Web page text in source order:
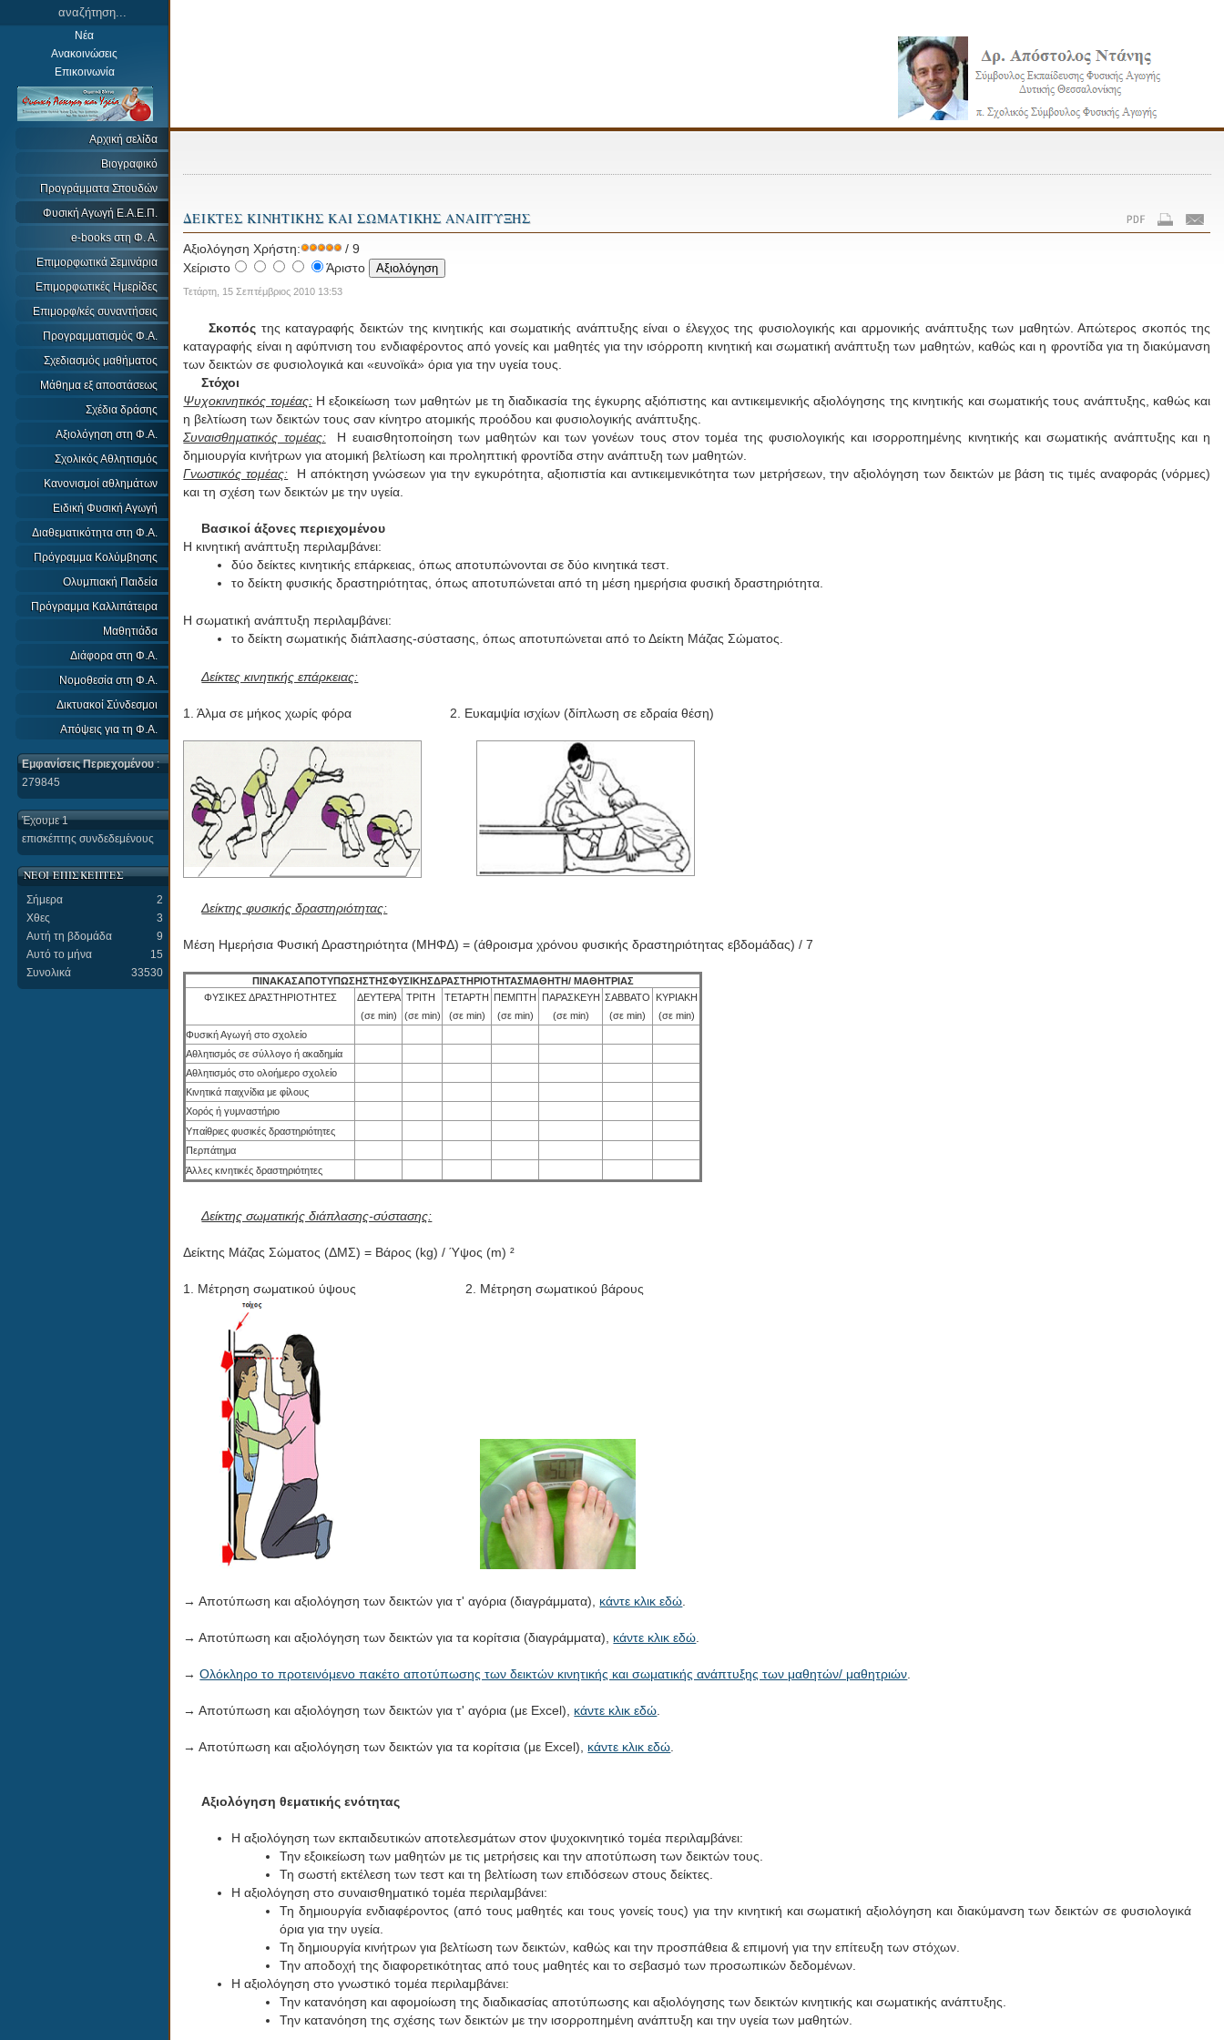
���������
������
ΔΕΙΚΤΕΣ ΚΙΝΗΤΙΚΗΣ ΚΑΙ ΣΩΜΑΤΙΚΗΣ ΑΝΑΠΤΥΞΗΣ
Αξιολόγηση Χρήστη:
/ 9
Χείριστο
Άριστο
Τετάρτη, 15 Σεπτέμβριος 2010 13:53
Σκοπός της καταγραφής δεικτών της κινητικής και σωματικής ανάπτυξης είναι ο έλεγχος της φυσιολογικής και αρμονικής ανάπτυξης των μαθητών. Απώτερος σκοπός της
καταγραφής είναι η αφύπνιση του ενδιαφέροντος από γονείς και μαθητές για την ισόρροπη κινητική και σωματική ανάπτυξη των μαθητών, καθώς και η φροντίδα για τη διακύμανση
των δεικτών σε φυσιολογικά και «ευνοϊκά» όρια για την υγεία τους.
Στόχοι
Ψυχοκινητικός τομέας:Η εξοικείωση των μαθητών με τη διαδικασία της έγκυρης αξιόπιστης και αντικειμενικής αξιολόγησης της κινητικής και σωματικής τους ανάπτυξης, καθώς και
η βελτίωση των δεικτών τους σαν κίνητρο ατομικής προόδου και φυσιολογικής ανάπτυξης.
Συναισθηματικός τομέας:Η ευαισθητοποίηση των μαθητών και των γονέων τους στον τομέα της φυσιολογικής και ισορροπημένης κινητικής και σωματικής ανάπτυξης και η
δημιουργία κινήτρων για ατομική βελτίωση και προληπτική φροντίδα στην ανάπτυξη των μαθητών.
Γνωστικός τομέας:
Η απόκτηση γνώσεων για την εγκυρότητα, αξιοπιστία και αντικειμενικότητα των μετρήσεων, την αξιολόγηση των δεικτών με βάση τις τιμές αναφοράς (νόρμες)
και τη σχέση των δεικτών με την υγεία.
Βασικοί άξονες περιεχομένου
Η κινητική ανάπτυξη περιλαμβάνει:
δύο δείκτες κινητικής επάρκειας, όπως αποτυπώνονται σε δύο κινητικά τεστ.
το δείκτη φυσικής δραστηριότητας, όπως αποτυπώνεται από τη μέση ημερήσια φυσική δραστηριότητα.
Η σωματική ανάπτυξη περιλαμβάνει:
το δείκτη σωματικής διάπλασης-σύστασης, όπως αποτυπώνεται από το Δείκτη Μάζας Σώματος.
Δείκτες κινητικής επάρκειας:
1. Άλμα σε μήκος χωρίς φόρα 2. Ευκαμψία ισχίων (δίπλωση σε εδραία θέση)
Δείκτης φυσικής δραστηριότητας:
Μέση Ημερήσια Φυσική Δραστηριότητα (ΜΗΦΔ) = (άθροισμα χρόνου φυσικής δραστηριότητας εβδομάδας) / 7
ΠΙΝΑΚΑΣΑΠΟΤΥΠΩΣΗΣΤΗΣΦΥΣΙΚΗΣΔΡΑΣΤΗΡΙΟΤΗΤΑΣΜΑΘΗΤΗ/ ΜΑΘΗΤΡΙΑΣ
ΦΥΣΙΚΕΣ ΔΡΑΣΤΗΡΙΟΤΗΤΕΣ
ΔΕΥΤΕΡΑ
(σε min)
ΤΡΙΤΗ
(σε min)
ΤΕΤΑΡΤΗ
(σε min)
ΠΕΜΠΤΗ
(σε min)
ΠΑΡΑΣΚΕΥΗ
(σε min)
ΣΑΒΒΑΤΟ
(σε min)
ΚΥΡΙΑΚΗ
(σε min)
Φυσική Αγωγή στο σχολείο
Αθλητισμός σε σύλλογο ή ακαδημία
Αθλητισμός στο ολοήμερο σχολείο
Κινητικά παιχνίδια με φίλους
Χορός ή γυμναστήριο
Υπαίθριες φυσικές δραστηριότητες
Περπάτημα
Άλλες κινητικές δραστηριότητες
Δείκτης σωματικής διάπλασης-σύστασης:
Δείκτης Μάζας Σώματος (ΔΜΣ) = Βάρος (kg) / Ύψος (m) ²
1. Μέτρηση σωματικού ύψους 2. Μέτρηση σωματικού βάρους
→ Αποτύπωση και αξιολόγηση των δεικτών για τ' αγόρια (διαγράμματα), κάντε κλικ εδώ.
→ Αποτύπωση και αξιολόγηση των δεικτών για τα κορίτσια (διαγράμματα), κάντε κλικ εδώ.
→Ολόκληρο το προτεινόμενο πακέτο αποτύπωσης των δεικτών κινητικής και σωματικής ανάπτυξης των μαθητών/ μαθητριών.
→ Αποτύπωση και αξιολόγηση των δεικτών για τ' αγόρια (με Excel), κάντε κλικ εδώ.
→ Αποτύπωση και αξιολόγηση των δεικτών για τα κορίτσια (με Excel), κάντε κλικ εδώ.
Αξιολόγηση θεματικής ενότητας
Η αξιολόγηση των εκπαιδευτικών αποτελεσμάτων στον ψυχοκινητικό τομέα περιλαμβάνει:
Την εξοικείωση των μαθητών με τις μετρήσεις και την αποτύπωση των δεικτών τους.
Τη σωστή εκτέλεση των τεστ και τη βελτίωση των επιδόσεων στους δείκτες.
Η αξιολόγηση στο συναισθηματικό τομέα περιλαμβάνει:
Τη δημιουργία ενδιαφέροντος (από τους μαθητές και τους γονείς τους) για την κινητική και σωματική αξιολόγηση και διακύμανση των δεικτών σε φυσιολογικά
όρια για την υγεία.
Τη δημιουργία κινήτρων για βελτίωση των δεικτών, καθώς και την προσπάθεια & επιμονή για την επίτευξη των στόχων.
Την αποδοχή της διαφορετικότητας από τους μαθητές και το σεβασμό των προσωπικών δεδομένων.
Η αξιολόγηση στο γνωστικό τομέα περιλαμβάνει:
Την κατανόηση και αφομοίωση της διαδικασίας αποτύπωσης και αξιολόγησης των δεικτών κινητικής και σωματικής ανάπτυξης.
Την κατανόηση της σχέσης των δεικτών με την ισορροπημένη ανάπτυξη και την υγεία των μαθητών.
Νέα
Ανακοινώσεις
Επικοινωνία
Αρχική σελίδα
Βιογραφικό
Προγράμματα Σπουδών
Φυσική Αγωγή Ε.Α.Ε.Π.
e-books στη Φ. Α.
Επιμορφωτικά Σεμινάρια
Επιμορφωτικές Ημερίδες
Επιμορφ/κές συναντήσεις
Προγραμματισμός Φ.Α.
Σχεδιασμός μαθήματος
Μάθημα εξ αποστάσεως
Σχέδια δράσης
Αξιολόγηση στη Φ.Α.
Σχολικός Αθλητισμός
Κανονισμοί αθλημάτων
Ειδική Φυσική Αγωγή
Διαθεματικότητα στη Φ.Α.
Πρόγραμμα Κολύμβησης
Ολυμπιακή Παιδεία
Πρόγραμμα Καλλιπάτειρα
Μαθητιάδα
Διάφορα στη Φ.Α.
Νομοθεσία στη Φ.Α.
Δικτυακοί Σύνδεσμοι
Απόψεις για τη Φ.Α.
Εμφανίσεις Περιεχομένου:
279845
Έχουμε 1
επισκέπτης συνδεδεμένους
ΝΕΟΙ ΕΠΙΣΚΕΠΤΕΣ
Σήμερα
2
Χθες
3
Αυτή τη βδομάδα
9
Αυτό το μήνα
15
Συνολικά
33530